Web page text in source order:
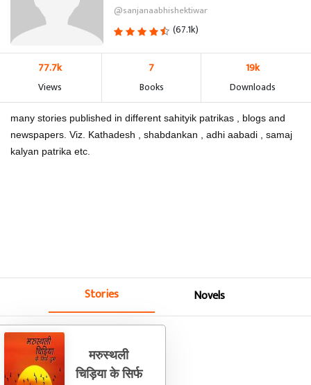
@sanjanaabhishektiwar
(67.1k)
77.7k
Views
7
Books
19k
Downloads
many stories published in different sahityik patrikas , blogs and
newspapers. Viz. Kathadesh , shabdankan , adhi aabadi , samaj
kalyan patrika etc.
Stories Novels
मरुस्थली
चिड़िया के सिर्फ